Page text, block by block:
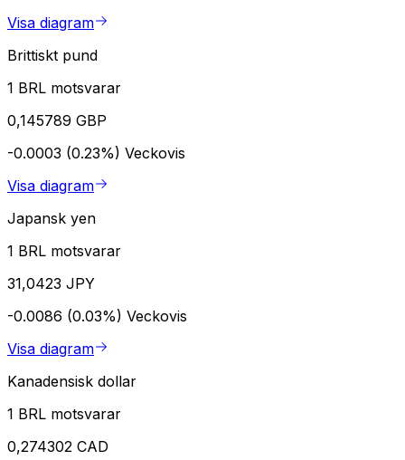
Visa diagram
Brittiskt pund
1 BRL motsvarar
0,145789 GBP
-0.0003 (0.23%) Veckovis
Visa diagram
Japansk yen
1 BRL motsvarar
31,0423 JPY
-0.0086 (0.03%) Veckovis
Visa diagram
Kanadensisk dollar
1 BRL motsvarar
0,274302 CAD